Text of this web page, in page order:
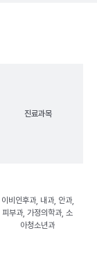
진료과목
이비인후과, 내과, 안과,
피부과, 가정의학과, 소
아청소년과